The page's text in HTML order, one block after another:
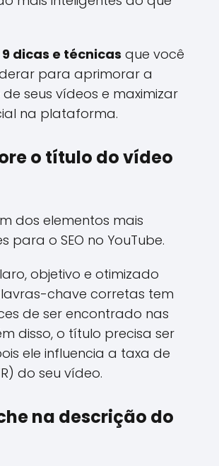
9 dicas e técnicas que você
para aprimorar a
seus vídeos e maximizar
na plataforma.
o título do vídeo
dos elementos mais
para o SEO no YouTube.
objetivo e otimizado
chave corretas tem
de ser encontrado nas
disso, o título precisa ser
ele influencia a taxa de
do seu vídeo.
na descrição do